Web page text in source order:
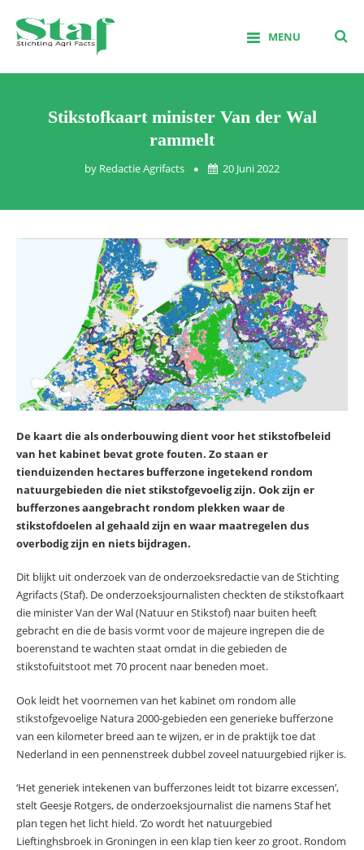
content
MENU
Stikstofkaart minister Van der Wal
rammelt
by Redactie Agrifacts 20 Juni 2022
De kaart die als onderbouwing dient voor het stikstofbeleid
van het kabinet bevat grote fouten. Zo staan er
tienduizenden hectares bufferzone ingetekend rondom
natuurgebieden die niet stikstofgevoelig zijn. Ook zijn er
bufferzones aangebracht rondom plekken waar de
stikstofdoelen al gehaald zijn en waar maatregelen dus
overbodig zijn en niets bijdragen.
Dit blijkt uit onderzoek van de onderzoeksredactie van de Stichting
Agrifacts (Staf). De onderzoeksjournalisten checkten de stikstofkaart
die minister Van der Wal (Natuur en Stikstof) naar buiten heeft
gebracht en die de basis vormt voor de majeure ingrepen die de
boerenstand te wachten staat omdat in die gebieden de
stikstofuitstoot met 70 procent naar beneden moet.
Ook leidt het voornemen van het kabinet om rondom alle
stikstofgevoelige Natura 2000-gebieden een generieke bufferzone
van een kilometer breed aan te wijzen, er in de praktijk toe dat
Nederland in een pennenstreek dubbel zoveel natuurgebied rijker is.
‘Het generiek intekenen van bufferzones leidt tot bizarre excessen’,
stelt Geesje Rotgers, de onderzoeksjournalist die namens Staf het
plan tegen het licht hield. ‘Zo wordt het natuurgebied
Lieftinghsbroek in Groningen in een klap tien keer zo groot. Rondom